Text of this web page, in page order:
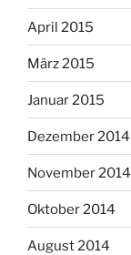
April 2015
März 2015
Januar 2015
Dezember 2014
November 2014
Oktober 2014
August 2014